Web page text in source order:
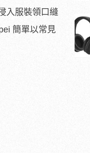
入服裝領口縫
簡單以常見